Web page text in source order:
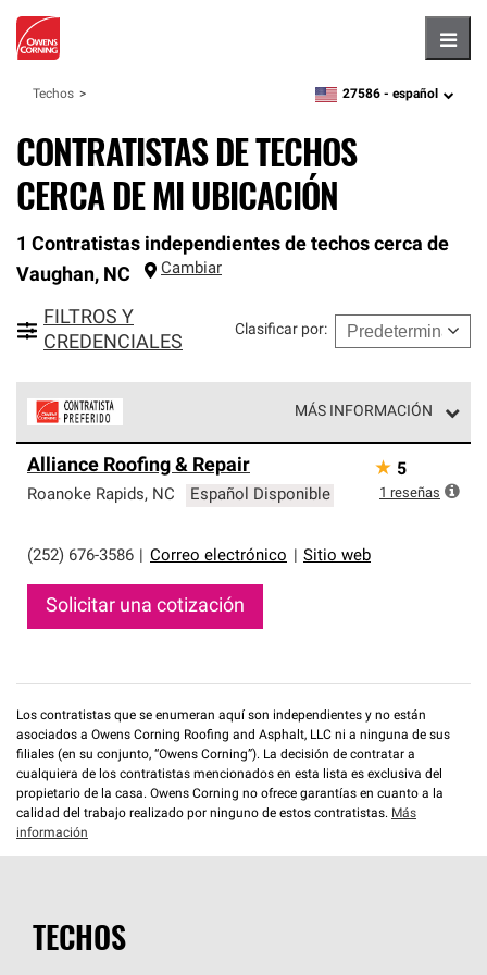
Techos zipcode,language
27586 - español
CONTRATISTAS DE TECHOS
CERCA DE MI UBICACIÓN
1 Contratistas independientes de techos cerca de
Vaughan, NC Cambiar
FILTROS Y
CREDENCIALES
Clasificar por:
MÁS INFORMACIÓN
parte de una red exclusiva de profesionales de techos
que cumplen con altos estándares y requisitos estrictos
Alliance Roofing & Repair
Roanoke Rapids, NC Español Disponible
(252) 676-3586 Correo electrónico Sitio web
Solicitar una cotización
★ 5
1 reseñas
Los contratistas que se enumeran aquí son independientes y no están
asociados a Owens Corning Roofing and Asphalt, LLC ni a ninguna de sus
filiales (en su conjunto, “Owens Corning”). La decisión de contratar a
cualquiera de los contratistas mencionados en esta lista es exclusiva del
propietario de la casa. Owens Corning no ofrece garantías en cuanto a la
calidad del trabajo realizado por ninguno de estos contratistas. Más
información
TECHOS